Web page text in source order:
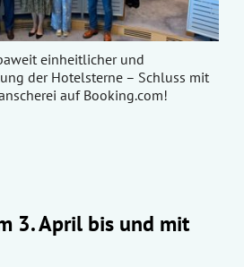
einheitlicher und
der Hotelsterne – Schluss mit
auf Booking.com!
3. April bis und mit